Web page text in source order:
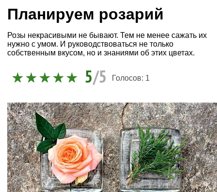
Планируем розарий
Розы некрасивыми не бывают. Тем не менее сажать их
нужно с умом. И руководствоваться не только
собственным вкусом, но и знаниями об этих цветах.
5/5 Голосов: 1